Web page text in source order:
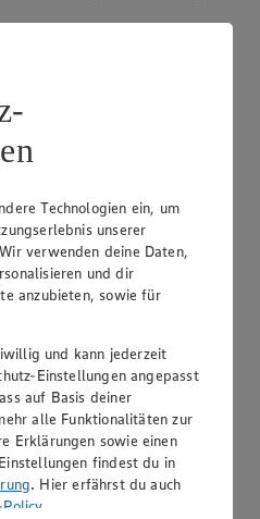
der
und ggf. deren
KG
Technologien ein, um
unserer
verwenden deine Daten,
und dir
anzubieten, sowie für
und kann jederzeit
Einstellungen angepasst
auf Basis deiner
alle Funktionalitäten zur
Erklärungen sowie einen
findest du in
. Hier erfährst du auch
.